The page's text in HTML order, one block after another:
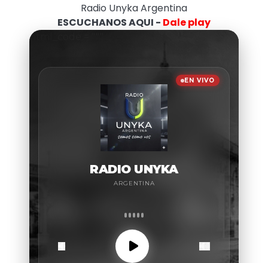
Radio Unyka Argentina
ESCUCHANOS AQUI - Dale play